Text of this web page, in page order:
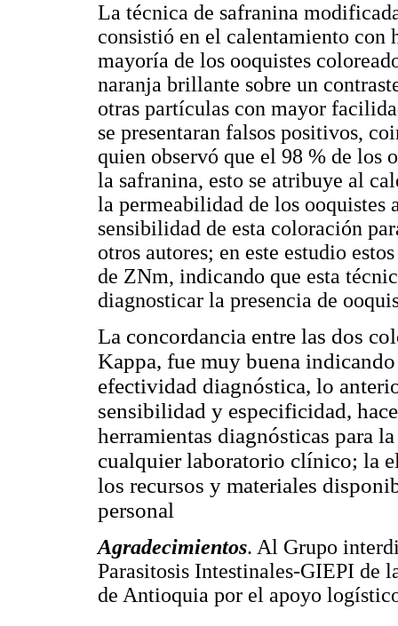
La técnica de safranina
consistió en el calentamiento con
mayoría de los ooquistes
naranja brillante sobre un
otras partículas con mayor
se presentaran falsos positivos,
quien observó que el 98 % de los
la safranina, esto se atribuye al
la permeabilidad de los
sensibilidad de esta coloración
otros autores; en este estudio
de ZNm, indicando que esta
diagnosticar la presencia de
La concordancia entre las dos
Kappa, fue muy buena
efectividad diagnóstica, lo
sensibilidad y especificidad,
herramientas diagnósticas para
cualquier laboratorio clínico; la
los recursos y materiales
personal
Agradecimientos. Al Grupo
Parasitosis Intestinales-GIEPI de
de Antioquia por el apoyo